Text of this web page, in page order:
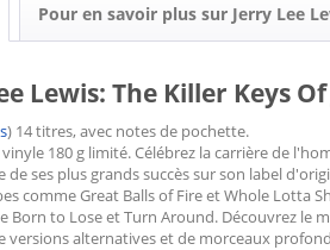
Pour en savoir plus sur Jerry Lee
Lewis: The Killer Keys
) 14 titres, avec notes de pochette.
vinyle 180 g limité. Célébrez la carrière de
de ses plus grands succès sur son label
comme Great Balls of Fire et Whole Lotta
Born to Lose et Turn Around. Découvrez le
versions alternatives et de morceaux